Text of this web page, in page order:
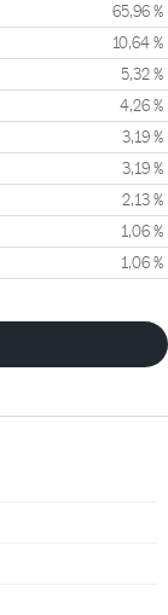
65,96 %
10,64 %
5,32 %
4,26 %
3,19 %
3,19 %
2,13 %
1,06 %
1,06 %